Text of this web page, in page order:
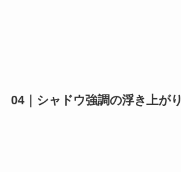
04｜シャドウ強調の浮き上がり